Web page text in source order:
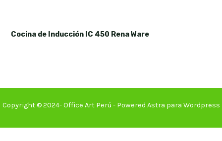
Cocina de Inducción IC 450 Rena Ware
Copyright © 2024- Office Art Perú - Powered Astra para Wordpress